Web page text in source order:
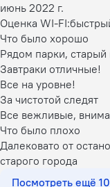
июнь 2022 г.
Оценка WI-FI:
Что было хорошо
Рядом парки, старый
Завтраки отличные!
Все на уровне!
За чистотой следят
Все вежливые,
Что было плохо
Далековато от
старого города
Посмотреть ещё